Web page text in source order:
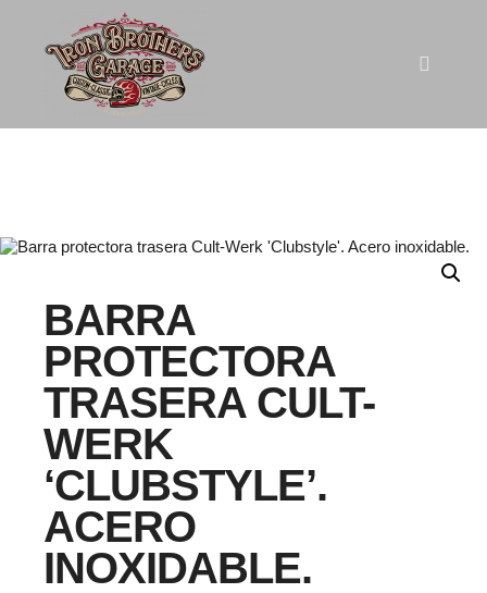
BARRA
PROTECTORA
TRASERA CULT-
WERK
‘CLUBSTYLE’.
ACERO
INOXIDABLE.